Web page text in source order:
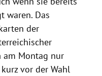
waren. Das
der
am Montag nur
vor der Wahl